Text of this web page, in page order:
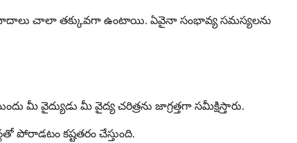
ప్రమాదాలు చాలా తక్కువగా ఉంటాయి. ఏవైనా సంభావ్య సమస్యలను
మీ వైద్యుడు మీ వైద్య చరిత్రను జాగ్రత్తగా సమీక్షిస్తారు.
పోరాడటం కష్టతరం చేస్తుంది.